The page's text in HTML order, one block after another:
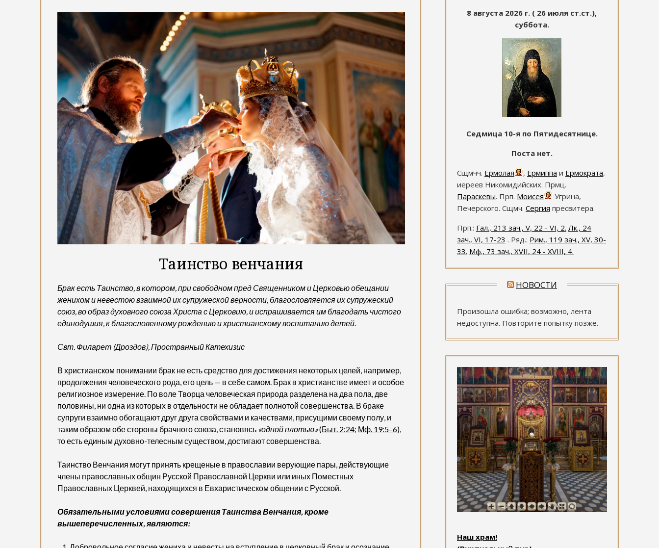
Таинство венчания
Брак есть Таинство, в котором, при свободном пред Священником и Церковью обещании
женихом и невестою взаимной их супружеской верности, благословляется их супружеский
союз, во образ духовного союза Христа с Церковию, и испрашивается им благодать чистого
единодушия, к благословенному рождению и христианскому воспитанию детей.
Свт. Филарет (Дроздов), Пространный Катехизис
В христианском понимании брак не есть средство для достижения некоторых целей, например,
продолжения человеческого рода, его цель — в себе самом. Брак в христианстве имеет и особое
религиозное измерение. По воле Творца человеческая природа разделена на два пола, две
половины, ни одна из которых в отдельности не обладает полнотой совершенства. В браке
супруги взаимно обогащают друг друга свойствами и качествами, присущими своему полу, и
таким образом обе стороны брачного союза, становясь «одной плотью»(Быт. 2:24; Мф. 19:5–6),
то есть единым духовно-телесным существом, достигают совершенства.
Таинство Венчания могут принять крещеные в православии верующие пары, действующие
члены православных общин Русской Православной Церкви или иных Поместных
Православных Церквей, находящихся в Евхаристическом общении с Русской.
Обязательными условиями совершения Таинства Венчания, кроме
вышеперечисленных, являются:
8 августа 2026 г. ( 26 июля ст.ст.),
суббота.
Седмица 10-я по Пятидесятнице.
Поста нет.
Сщмчч. Ермолая , Ермиппа и Ермократа,
иереев Никомидийских. Прмц.
Параскевы. Прп. Моисея
Угрина,
Печерского. Сщмч. Сергия пресвитера.
Прп.: Гал., 213 зач., V, 22 - VI, 2. Лк., 24
зач., VI, 17-23 . Ряд.: Рим., 119 зач., XV, 30-
33. Мф., 73 зач., XVII, 24 - XVIII, 4.
НОВОСТИ
Произошла ошибка; возможно, лента
недоступна. Повторите попытку позже.
Наш храм!